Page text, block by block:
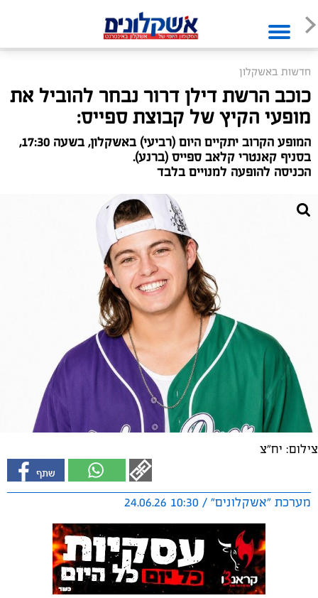
חדשות באשקלון
כוכב הרשת דילן דרור נבחר להוביל את
מופעי הקיץ של קבוצת ספייס:
המופע הקרוב יתקיים היום (רביעי) באשקלון, בשעה 17:30,
בסניף קאנטרי קלאב ספייס (ברנע).
הכניסה להופעה למנויים בלבד
צילום: יח"צ
מערכת "אשקלונים" / 10:30 24.06.26